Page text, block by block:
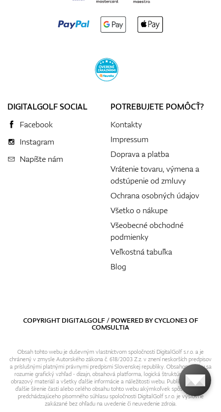
DIGITALGOLF SOCIAL
Facebook
Instagram
Napíšte nám
POTREBUJETE POMÔCŤ?
Kontakty
Impressum
Doprava a platba
Vrátenie tovaru, výmena a
odstúpenie od zmluvy
Ochrana osobných údajov
Všetko o nákupe
Všeobecné obchodné
podmienky
Veľkostná tabuľka
Blog
COPYRIGHT DIGITALGOLF / POWERED BYCYCLONE3OF
COMSULTIA
Obsah tohto webu je duševným vlastníctvom spoločnosti DigitalGolf s.r.o. a je
chránený v zmysle Autorského zákona č. 618/2003 Z.z. v znení neskorších predpisov
a príslušnými platnými právnymi predpismi Slovenskej republiky. Obsahom webu sa
rozumie grafický vzhľad - dizajn, obsahová platforma, logická štruktúra, textový i
obrazový materiál a všetky ďalšie informácie a náležitosti webu. Publikovanie resp.
ďalšie šírenie časti alebo celého obsahu tohto webu akýmkoľvek spôsobom bez
predchádzajúceho písomného súhlasu spoločnosti DigitalGolf s.r.o. je výslovne
zakázané bez ohľadu na uvedenie či neuvedenie zdroja.